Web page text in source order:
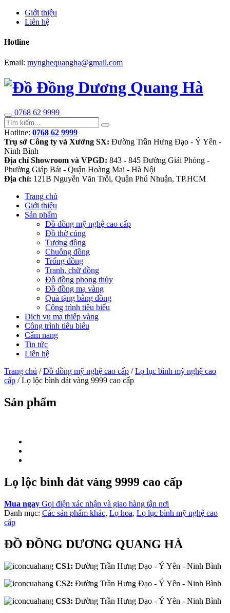
Giới thiệu
Liên hệ
Hotline
Email: mynghequangha@gmail.com
0768 62 9999
Hotline: 0768 62 9999
Trụ sở Công ty và Xưởng SX: Đường Trần Hưng Đạo - Ý Yên -
Ninh Bình
Địa chỉ Showroom và VPGD: 843 - 845 Đường Giải Phóng -
Phường Giáp Bát - Quận Hoàng Mai - Hà Nội
Địa chỉ: 121B Nguyễn Văn Trỗi, Quận Phú Nhuận, TP.HCM
Trang chủ
Giới thiệu
Sản phẩm
Đồ đồng mỹ nghệ cao cấp
Đồ thờ cúng
Tượng đồng
Chuông đồng
Trống đồng
Tranh, chữ đồng
Đồ đồng phong thủy
Đồ đồng mạ vàng
Quà tặng bằng đồng
Công trình tiêu biểu
Dịch vụ mạ thiếp vàng
Công trình tiêu biểu
Cẩm nang
Tin tức
Liên hệ
Trang chủ /Đồ đồng mỹ nghệ cao cấp /Lọ lục bình mỹ nghệ cao
cấp / Lọ lộc bình dát vàng 9999 cao cấp
Sản phẩm
Lọ lộc bình dát vàng 9999 cao cấp
Mua ngay Gọi điện xác nhận và giao hàng tận nơi
Danh mục: Các sản phẩm khác, Lọ hoa, Lọ lục bình mỹ nghệ cao
cấp
ĐỒ ĐỒNG DƯƠNG QUANG HÀ
CS1: Đường Trần Hưng Đạo - Ý Yên - Ninh Bình
CS2: Đường Trần Hưng Đạo - Ý Yên - Ninh Bình
CS3: Đường Trần Hưng Đạo - Ý Yên - Ninh Bình